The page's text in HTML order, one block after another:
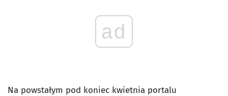
ad
Na powstałym pod koniec kwietnia portalu